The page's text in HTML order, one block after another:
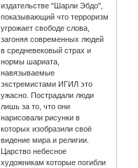
издательстве "Шарли Эбдо",
показывающий что терроризм
угрожает свободе слова,
загоняя современных людей
в средневековый страх и
нормы шариата,
навязываемые
экстремистами ИГИЛ это
ужасно. Пострадали люди
лишь за то, что они
нарисовали рисунки в
которых изобразили своё
видение мира и религии.
Царство небесное
художникам которые погибли